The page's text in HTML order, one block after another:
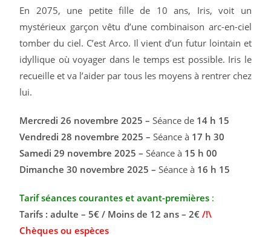
En 2075, une petite fille de 10 ans, Iris, voit un
mystérieux garçon vêtu d’une combinaison arc-en-ciel
tomber du ciel. C’est Arco. Il vient d’un futur lointain et
idyllique où voyager dans le temps est possible. Iris le
recueille et va l’aider par tous les moyens à rentrer chez
lui.
Mercredi 26 novembre 2025 –Séance de 14 h 15
Vendredi 28 novembre 2025 –Séance à 17 h 30
Samedi 29 novembre 2025 –Séance à 15 h 00
Dimanche 30 novembre 2025 –Séance à 16 h 15
Tarif séances courantes et avant-premières :
Tarifs : adulte – 5€ / Moins de 12 ans – 2€/!\
Chèques ou espèces